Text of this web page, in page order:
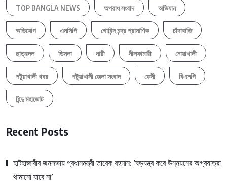
TOP BANGLA NEWS অপরাধ সংবাদ অভিযান
অভিযোগ এনসিপি গোবিন্দ চন্দ্র প্রামাণিক চাঁদাবাজি
ছাত্রদল ডিমলা নারী নীলফামারী নোয়াখালী
পটুয়াখালী খবর পটুয়াখালী জেলা সংবাদ ফেনী বিএনপি
হিন্দু মহাজোট
Recent Posts
হাটহাজারীর জনসভায় প্রধানমন্ত্রী তারেক রহমান: ‘ষড়যন্ত্র করে উন্নয়নের অগ্রযাত্রা
থামানো যাবে না’